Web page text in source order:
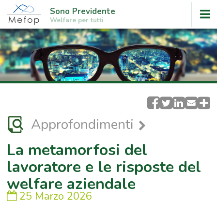
Sono Previdente
Welfare per tutti
Approfondimenti
La metamorfosi del
lavoratore e le risposte del
welfare aziendale
25 Marzo 2026